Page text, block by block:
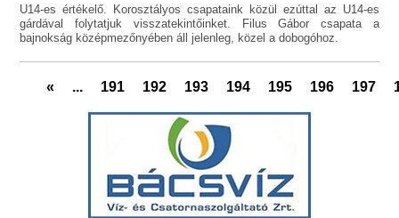
U14-es értékelő. Korosztályos csapataink közül ezúttal az U14-es
gárdával folytatjuk visszatekintőinket. Filus Gábor csapata a
bajnokság középmezőnyében áll jelenleg, közel a dobogóhoz.
« ... 191 192 193 194 195 196 197